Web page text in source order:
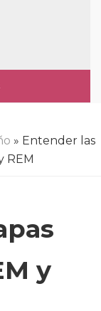
» Entender las
REM
y